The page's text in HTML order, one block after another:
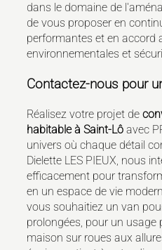
dans le domaine de
de vous proposer en
performantes et en accord
environnementales et
Contactez-nous pour
Réalisez votre projet de
habitable à Saint-Lô avec
univers où chaque détail
Dielette LES PIEUX, nous
efficacement pour
en un espace de vie
vous souhaitiez un van
prolongées, pour un
maison sur roues aux